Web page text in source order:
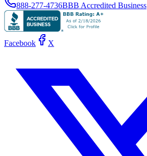
888-277-4736BBB Accredited Business
Facebook X